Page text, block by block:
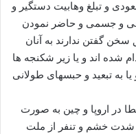
و تبلغ وهابیت دستگیر و
و جسمی و حاضر نمودن
گفتن ندارند به آنان
شده اند و یا زیر شکنجه ها
به تبعید و حبسهای طولانی
در اروپا و چین به صورت
خشم و تنفر از ملت